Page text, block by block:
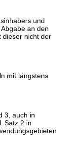
und
an den
dieser nicht der
mit längstens
3, auch in
Satz 2 in